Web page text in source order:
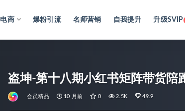
电商 爆粉引流 名师营销 自我提升 升级SVIP
盗坤-第十八期小红书矩阵带货陪
会员精品 10 月前 0 2.5K 49.9